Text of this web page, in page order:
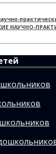
НАУЧНО-